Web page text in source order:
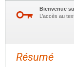
Bienvenue
L’accès au
Résumé